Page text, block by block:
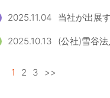
2025.11.04 当社が出展
2025.10.13 (公社)雪谷
1 2 3 >>